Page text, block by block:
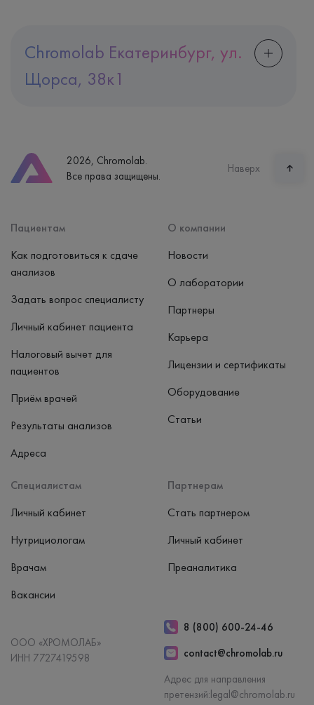
Chromolab Екатеринбург, ул.
Щорса, 38к1
Часы работы
пн-вс: 7:30-15:00
2026, Chromolab.
Все права защищены.
Наверх
Пациентам
Как подготовиться к сдаче
анализов
Задать вопрос специалисту
Личный кабинет пациента
Налоговый вычет для
пациентов
Приём врачей
Результаты анализов
Адреса
Специалистам
Личный кабинет
Нутрициологам
Врачам
Вакансии
Партнерам
Стать партнером
Личный кабинет
Преаналитика
О компании
Новости
О лаборатории
Партнеры
Карьера
Лицензии и сертификаты
Оборудование
Статьи
ООО «ХРОМОЛАБ»
ИНН 7727419598
8 (800) 600-24-46
contact@chromolab.ru
Адрес для направления
претензий:legal@chromolab.ru